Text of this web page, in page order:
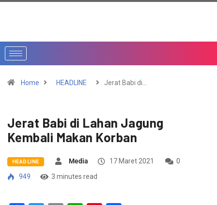
Home HEADLINE Jerat Babi di…
Jerat Babi di Lahan Jagung
Kembali Makan Korban
HEADLINE Media 17 Maret 2021
0
949
3 minutes read